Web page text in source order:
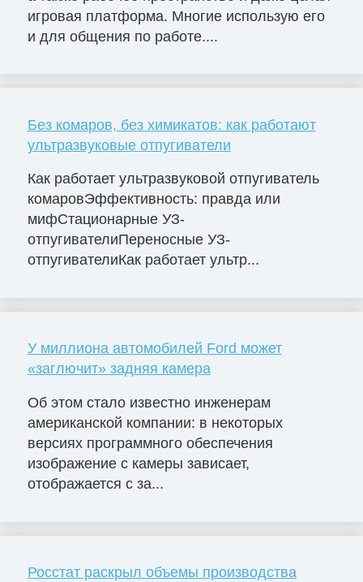
игровая платформа. Многие использую его
и для общения по работе....
Без комаров, без химикатов: как работают
ультразвуковые отпугиватели
Как работает ультразвуковой отпугиватель
комаровЭффективность: правда или
мифСтационарные УЗ-
отпугивателиПереносные УЗ-
отпугивателиКак работает ультр...
У миллиона автомобилей Ford может
«заглючит» задняя камера
Об этом стало известно инженерам
американской компании: в некоторых
версиях программного обеспечения
изображение с камеры зависает,
отображается с за...
Росстат раскрыл объемы производства